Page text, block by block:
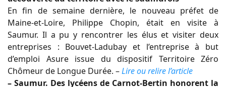
En fin de semaine dernière, le nouveau préfet de
Maine-et-Loire, Philippe Chopin, était en visite à
Saumur. Il a pu y rencontrer les élus et visiter deux
entreprises : Bouvet-Ladubay et l’entreprise à but
d’emploi Asure issue du dispositif Territoire Zéro
Chômeur de Longue Durée. –Lire ou relire l’article
– Saumur. Des lycéens de Carnot-Bertin honorent la